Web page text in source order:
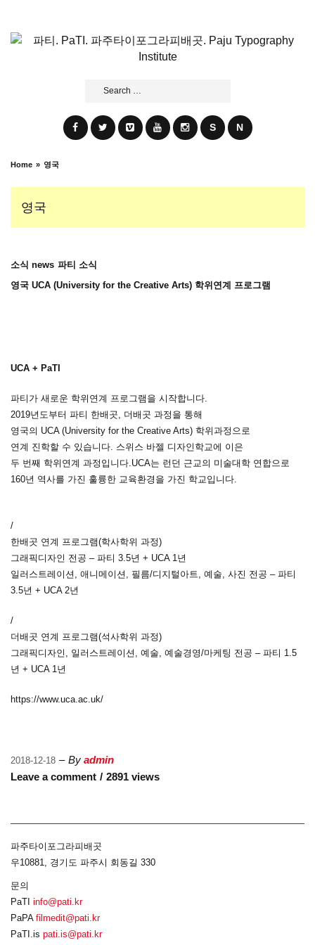
content
Search
S N
Home 영국
영국
소식 news 파티 소식
영국 UCA (University for the Creative Arts) 학위연계 프로그램
UCA + PaTI
파티가 새로운 학위연계 프로그램을 시작합니다.
2019년도부터 파티 한배곳, 더배곳 과정을 통해
영국의 UCA (University for the Creative Arts) 학위과정으로
연계 진학할 수 있습니다. 스위스 바젤 디자인학교에 이은
두 번째 학위연계 과정입니다.UCA는 런던 근교의 미술대학 연합으로
160년 역사를 가진 훌륭한 교육환경을 가진 학교입니다.
/
한배곳 연계 프로그램(학사학위 과정)
그래픽디자인 전공 – 파티 3.5년 + UCA 1년
일러스트레이션, 애니메이션, 필름/디지털아트, 예술, 사진 전공 – 파티
3.5년 + UCA 2년
/
더배곳 연계 프로그램(석사학위 과정)
그래픽디자인, 일러스트레이션, 예술, 예술경영/마케팅 전공 – 파티 1.5
년 + UCA 1년
https://www.uca.ac.uk/
2018-12-18 By admin
Leave a comment
2891 views
파주타이포그라피배곳
우10881, 경기도 파주시 회동길 330
문의
PaTI info@pati.kr
PaPA filmedit@pati.kr
PaTI.is pati.is@pati.kr